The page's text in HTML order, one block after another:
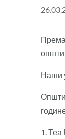
Наши
1.